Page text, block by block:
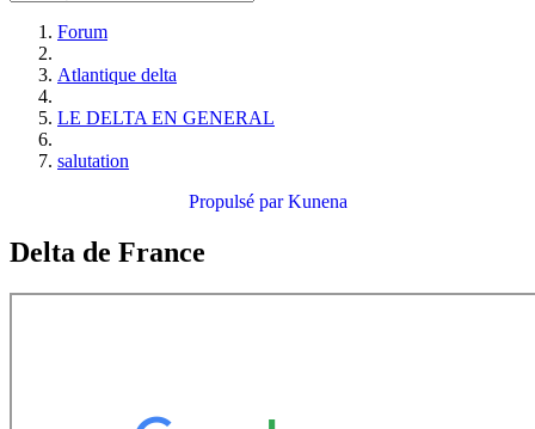
Forum
Atlantique delta
LE DELTA EN GENERAL
salutation
Propulsé parKunena
Delta de France